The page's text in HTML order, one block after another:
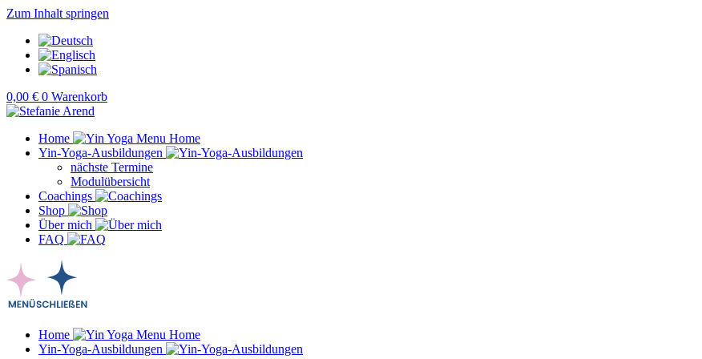
Zum Inhalt springen
0,00 € 0 Warenkorb
Home
Yin-Yoga-Ausbildungen
nächste Termine
Modulübersicht
Coachings
Shop
Über mich
FAQ
Home
Yin-Yoga-Ausbildungen